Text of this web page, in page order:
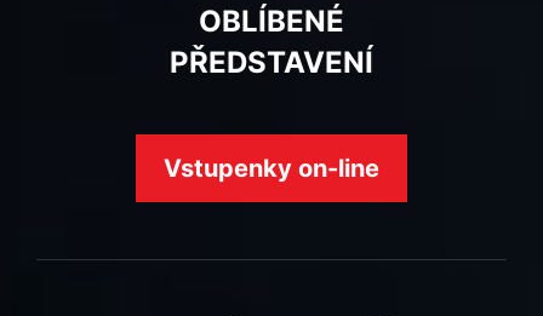
OBLÍBENÉ
PŘEDSTAVENÍ
Vstupenky on-line